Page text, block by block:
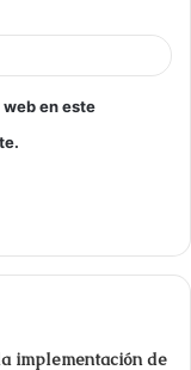
en este
implementación de